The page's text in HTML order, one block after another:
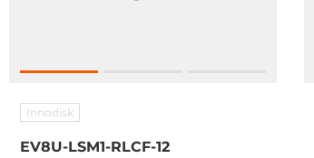
Innodisk
EV8U-LSM1-RLCF-12